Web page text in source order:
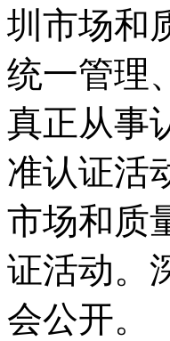
圳市场和
统一管理
真正从事
准认证活
市场和质
证活动。
会公开。